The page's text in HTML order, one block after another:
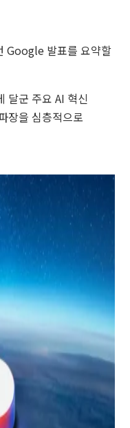
Google 발표를 요약할
달군 주요 AI 혁신
장을 심층적으로